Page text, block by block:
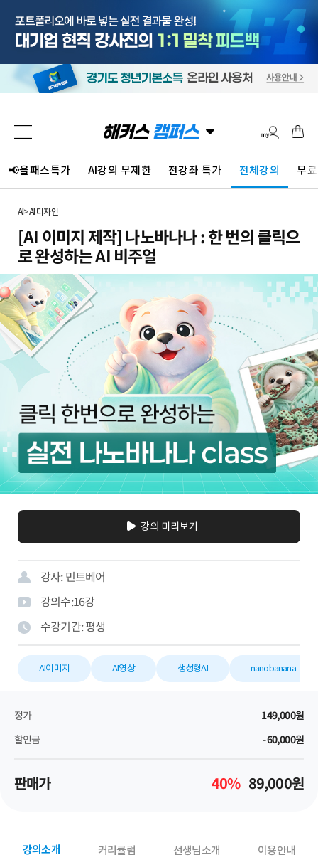
📢올패스특가 AI강의 무제한 전강좌 특가 전체강의 무
AI>AI 디자인
[AI 이미지 제작] 나노바나나 : 한 번의 클릭으
로 완성하는 AI 비주얼
강의 미리보기
강사: 민트베어
강의수:16강
수강기간:평생
AI이미지 AI영상 생성형AI nanobanana
정가 149,000원
할인금
-60,000원
판매가 40% 89,000원
강의소개 커리큘럼 선생님소개 이용안내